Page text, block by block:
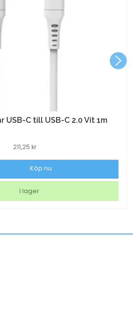
USB-C till USB-C 2.0 Vit 1m
211,25 kr
Köp nu
I lager